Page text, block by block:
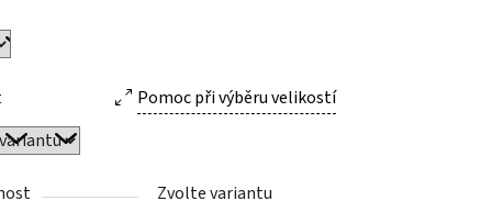
Pomoc při výběru velikostí
Zvolte variantu